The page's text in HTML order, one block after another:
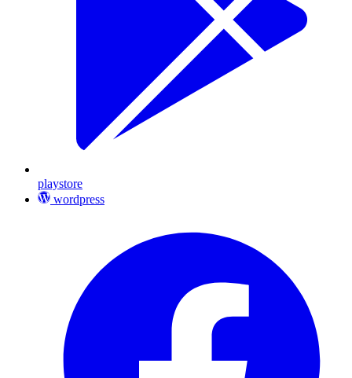
playstore
wordpress